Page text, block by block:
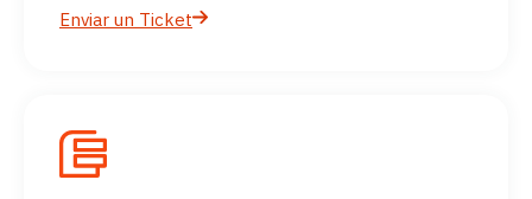
Enviar un Ticket